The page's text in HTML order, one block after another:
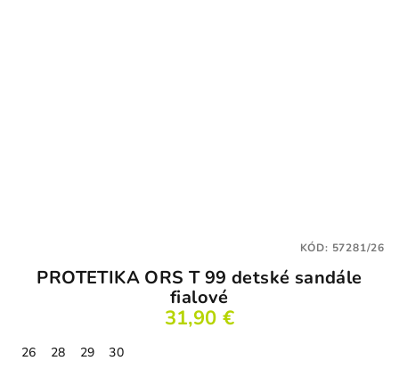
PROTETIKA ORS T 99 detské sandále
fialové
31,90 €
26 28 29
30
KÓD: 57281/26